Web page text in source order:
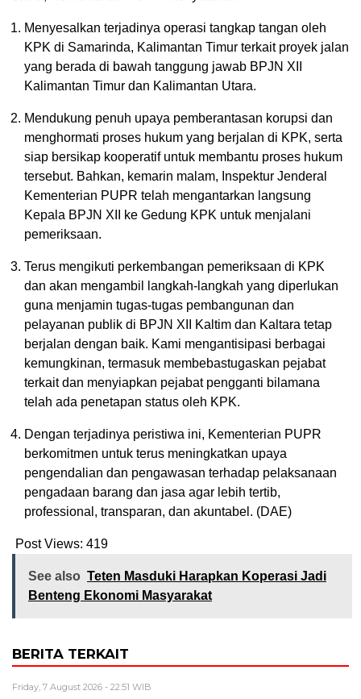
Menyesalkan terjadinya operasi tangkap tangan oleh
KPK di Samarinda, Kalimantan Timur terkait proyek jalan
yang berada di bawah tanggung jawab BPJN XII
Kalimantan Timur dan Kalimantan Utara.
Mendukung penuh upaya pemberantasan korupsi dan
menghormati proses hukum yang berjalan di KPK, serta
siap bersikap kooperatif untuk membantu proses hukum
tersebut. Bahkan, kemarin malam, Inspektur Jenderal
Kementerian PUPR telah mengantarkan langsung
Kepala BPJN XII ke Gedung KPK untuk menjalani
pemeriksaan.
Terus mengikuti perkembangan pemeriksaan di KPK
dan akan mengambil langkah-langkah yang diperlukan
guna menjamin tugas-tugas pembangunan dan
pelayanan publik di BPJN XII Kaltim dan Kaltara tetap
berjalan dengan baik. Kami mengantisipasi berbagai
kemungkinan, termasuk membebastugaskan pejabat
terkait dan menyiapkan pejabat pengganti bilamana
telah ada penetapan status oleh KPK.
Dengan terjadinya peristiwa ini, Kementerian PUPR
berkomitmen untuk terus meningkatkan upaya
pengendalian dan pengawasan terhadap pelaksanaan
pengadaan barang dan jasa agar lebih tertib,
professional, transparan, dan akuntabel. (DAE)
Post Views: 419
See also Teten Masduki Harapkan Koperasi Jadi
Benteng Ekonomi Masyarakat
BERITA TERKAIT
Friday, 7 August 2026 - 22:51 WIB